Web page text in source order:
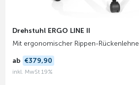
Drehstuhl ERGO LINE II
Mit ergonomischer Rippen-Rückenlehne
ab €379,90
inkl. MwSt 19%